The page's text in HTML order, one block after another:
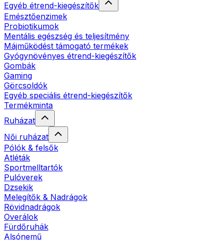
Egyéb étrend-kiegészítők
Emésztőenzimek
Probiotikumok
Mentális egészség és teljesítmény
Májműködést támogató termékek
Gyógynövényes étrend-kiegészítők
Gombák
Gaming
Görcsoldók
Egyéb speciális étrend-kiegészítők
Termékminta
Ruházat
Női ruházat
Pólók & felsők
Atléták
Sportmelltartók
Pulóverek
Dzsekik
Melegítők & Nadrágok
Rövidnadrágok
Overálok
Fürdőruhák
Alsónemű